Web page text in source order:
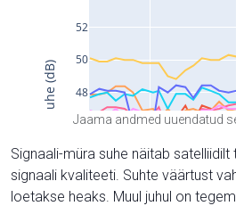
Jaama andmed uuendatud
Signaali-müra suhe näitab
signaali kvaliteeti. Suhte väärtust
loetakse heaks. Muul juhul on